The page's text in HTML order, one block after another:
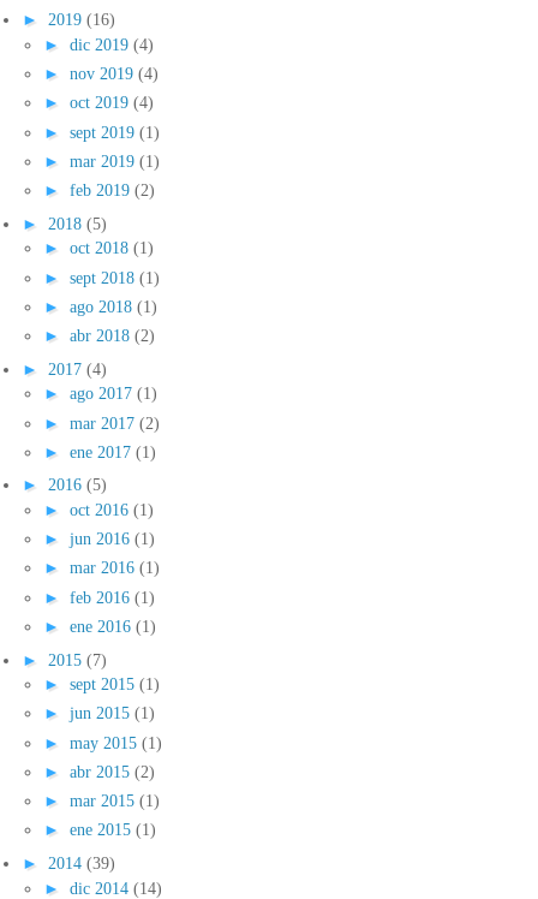
► 2019 (16)
► dic 2019 (4)
► nov 2019 (4)
► oct 2019 (4)
► sept 2019 (1)
► mar 2019 (1)
► feb 2019 (2)
► 2018 (5)
► oct 2018 (1)
► sept 2018 (1)
► ago 2018 (1)
► abr 2018 (2)
► 2017 (4)
► ago 2017 (1)
► mar 2017 (2)
► ene 2017 (1)
► 2016 (5)
► oct 2016 (1)
► jun 2016 (1)
► mar 2016 (1)
► feb 2016 (1)
► ene 2016 (1)
► 2015 (7)
► sept 2015 (1)
► jun 2015 (1)
► may 2015 (1)
► abr 2015 (2)
► mar 2015 (1)
► ene 2015 (1)
► 2014 (39)
► dic 2014 (14)